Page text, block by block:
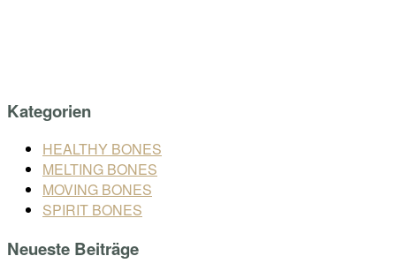
Kategorien
HEALTHY BONES
MELTING BONES
MOVING BONES
SPIRIT BONES
Neueste Beiträge